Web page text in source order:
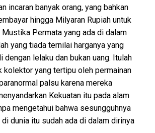
incaran banyak orang, yang bahkan
hingga Milyaran Rupiah untuk
Mustika Permata yang ada di dalam
yang tiada ternilai harganya yang
dengan lelaku dan bukan uang. Itulah
kolektor yang tertipu oleh permainan
palsu karena mereka
Kekuatan itu pada alam
mengetahui bahwa sesungguhnya
dunia itu sudah ada di dalam dirinya